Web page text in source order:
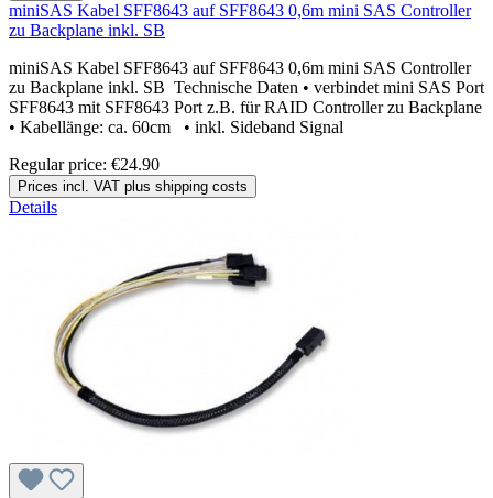
miniSAS Kabel SFF8643 auf SFF8643 0,6m mini SAS Controller
zu Backplane inkl. SB
miniSAS Kabel SFF8643 auf SFF8643 0,6m mini SAS Controller
zu Backplane inkl. SB Technische Daten • verbindet mini SAS Port
SFF8643 mit SFF8643 Port z.B. für RAID Controller zu Backplane
• Kabellänge: ca. 60cm • inkl. Sideband Signal
Regular price: €24.90
Prices incl. VAT plus shipping costs
Details